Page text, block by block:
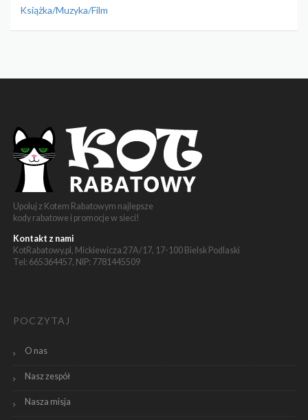
Książka/Muzyka/Film
Upoluj z Kotem Rabatowym najlepsze
kody rabatowe i promocje w sieci!
Kontakt z nami
KotRabatowy.pl, Mickiewicza 27A/17, 17-100 Bielsk Podlaski
Tel: 665364457, NIP: 7781445509
POCZYTAJ
O nas
Nasz zespół
Nasza misja